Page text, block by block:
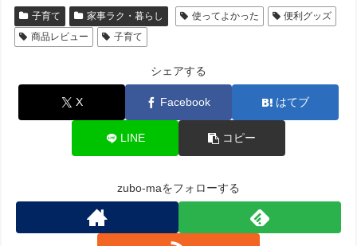
子育て 家事ラク・暮らし 使ってよかった
便利グッズ
商品レビュー
子育て
シェアする
X Facebook はてブ
LINE コピー
zubo-maをフォローする